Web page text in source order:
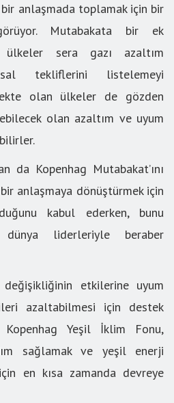
anlaşmada toplamak için bir
Mutabakata bir ek
ülkeler sera gazı azaltım
tekliflerini listelemeyi
olan ülkeler de gözden
olan azaltım ve uyum
da Kopenhag Mutabakat’ını
anlaşmaya dönüştürmek için
kabul ederken, bunu
dünya liderleriyle beraber
etkilerine uyum
azaltabilmesi için destek
Kopenhag Yeşil İklim Fonu,
sağlamak ve yeşil enerji
en kısa zamanda devreye